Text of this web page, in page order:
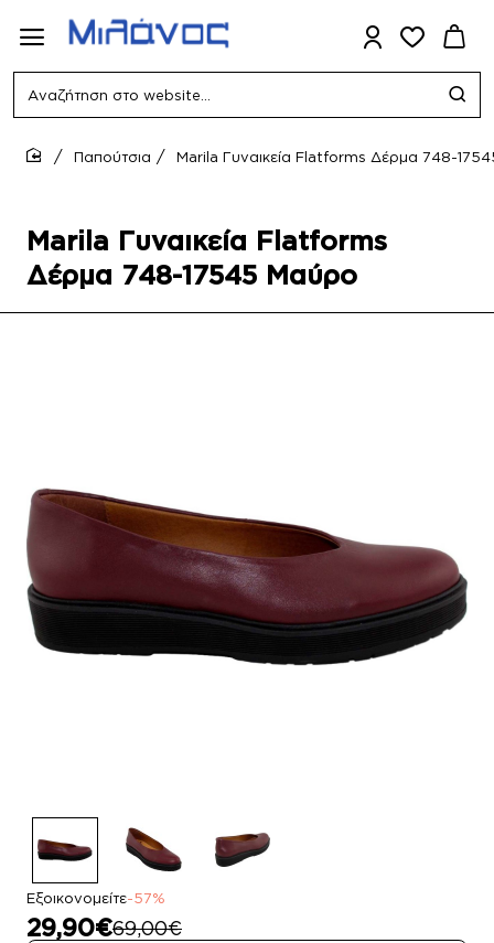
Αναζήτηση
website...
Marila Γυναικεία Flatforms
Δέρμα 748-17545 Μαύρο
Παπούτσια Marila Γυναικεία Flatforms Δέρμα 748-
Εξοικονομείτε-57%
29,90€69,00€